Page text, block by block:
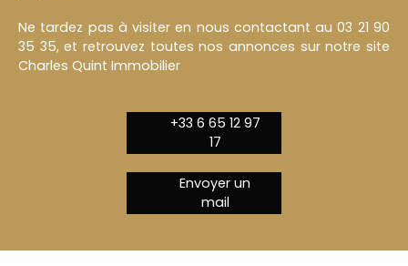
Ne tardez pas à visiter en nous contactant au 03 21 90
35 35, et retrouvez toutes nos annonces sur notre site
Charles Quint Immobilier
+33 6 65 12 97
17
Envoyer un
mail